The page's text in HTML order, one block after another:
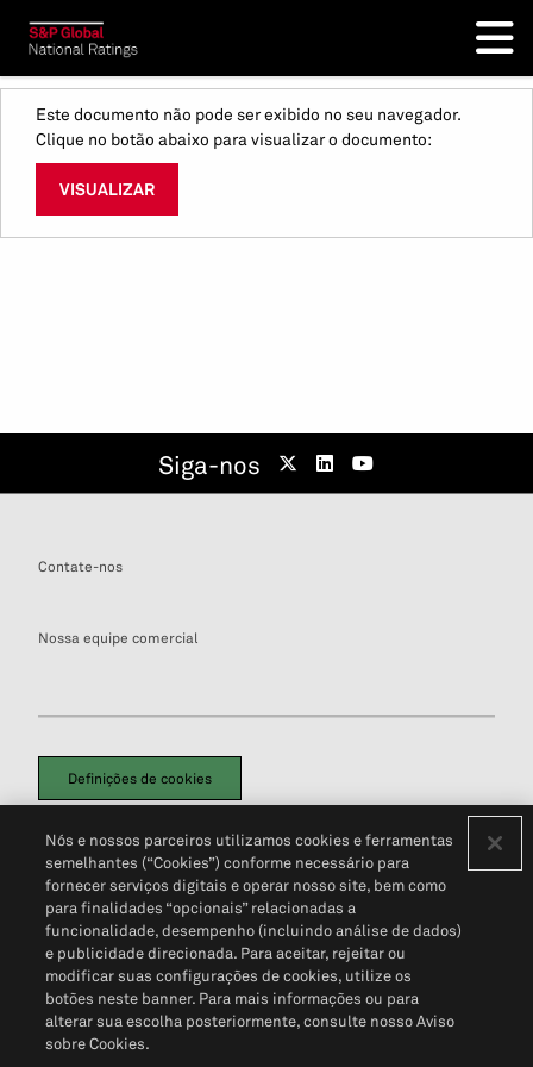
Este documento não pode ser exibido no seu navegador.
Clique no botão abaixo para visualizar o documento:
VISUALIZAR
Siga-nos
Contate-nos
Nossa equipe comercial
Definições de cookies
Política de PrivacidadePortal de privacidade do cliente (em inglês)
Não Venda Minhas Informações Pessoais© 2026 S&P Global
Nós e nossos parceiros utilizamos cookies e ferramentas
semelhantes (“Cookies”) conforme necessário para
fornecer serviços digitais e operar nosso site, bem como
para finalidades “opcionais” relacionadas a
funcionalidade, desempenho (incluindo análise de dados)
e publicidade direcionada. Para aceitar, rejeitar ou
modificar suas configurações de cookies, utilize os
botões neste banner. Para mais informações ou para
alterar sua escolha posteriormente, consulte nosso Aviso
sobre Cookies.